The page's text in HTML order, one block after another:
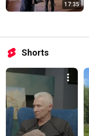
17:35
Shorts